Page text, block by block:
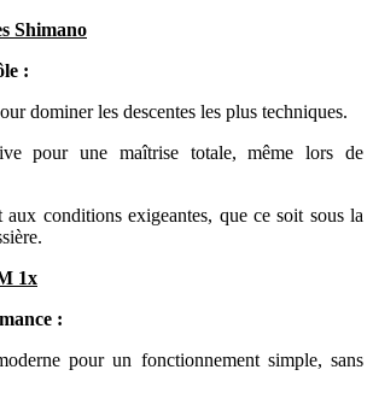
Shimano
:
dominer les descentes les plus techniques.
pour une maîtrise totale, même lors de
conditions exigeantes, que ce soit sous la
1x
:
pour un fonctionnement simple, sans